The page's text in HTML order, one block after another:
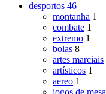
desportos 46
montanha 1
combate 1
extremo 1
bolas 8
artes marciais
artísticos 1
aereo 1